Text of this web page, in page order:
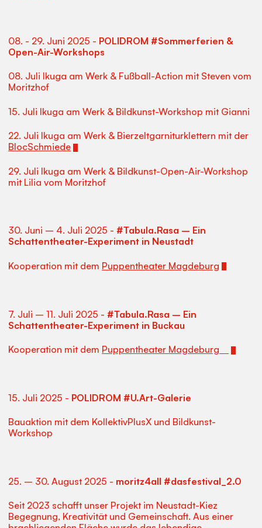
08. - 29. Juni 2025 - POLIDROM #Sommerferien &
Open-Air-Workshops
08. Juli Ikuga am Werk & Fußball-Action mit Steven vom
Moritzhof
15. Juli Ikuga am Werk & Bildkunst-Workshop mit Gianni
22. Juli Ikuga am Werk & Bierzeltgarniturklettern mit der
BlocSchmiede
29. Juli Ikuga am Werk & Bildkunst-Open-Air-Workshop
mit Lilia vom Moritzhof
30. Juni – 4. Juli 2025 - #Tabula.Rasa – Ein
Schattentheater-Experiment in Neustadt
Kooperation mit dem Puppentheater Magdeburg
7. Juli – 11. Juli 2025 - #Tabula.Rasa – Ein
Schattentheater-Experiment in Buckau
Kooperation mit dem Puppentheater Magdeburg
15. Juli 2025 - POLIDROM #U.Art-Galerie
Bauaktion mit dem KollektivPlusX und Bildkunst-
Workshop
25. – 30. August 2025 - moritz4all #dasfestival_2.0
Seit 2023 schafft unser Projekt im Neustadt-Kiez
Begegnung, Kreativität und Gemeinschaft. Aus einer